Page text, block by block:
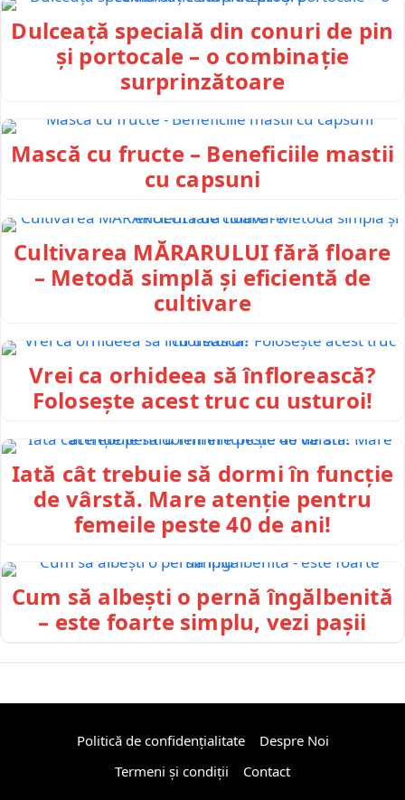
Dulceață specială din conuri de pin
și portocale – o combinație
surprinzătoare
Mască cu fructe – Beneficiile mastii
cu capsuni
Cultivarea MĂRARULUI fără floare
– Metodă simplă și eficientă de
cultivare
Vrei ca orhideea să înflorească?
Folosește acest truc cu usturoi!
Iată cât trebuie să dormi în funcție
de vârstă. Mare atenție pentru
femeile peste 40 de ani!
Cum să albești o pernă îngălbenită
– este foarte simplu, vezi pașii
Politică de confidențialitate
Despre Noi
Termeni și condiții
Contact